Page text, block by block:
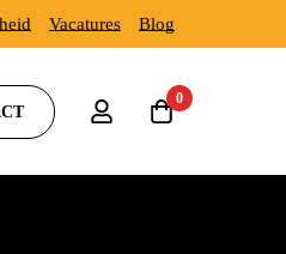
Vacatures Blog
0